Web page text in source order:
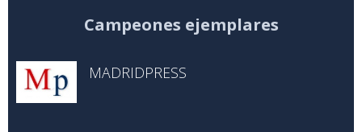
Campeones ejemplares
MADRIDPRESS